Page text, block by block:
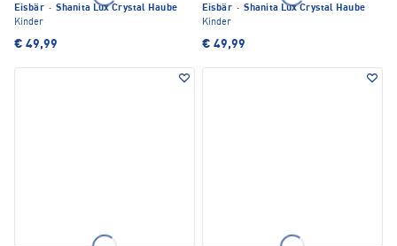
Eisbär · Shanita Lux Crystal Haube
Kinder
€ 49,99
Eisbär · Shanita Lux Crystal Haube
Kinder
€ 49,99